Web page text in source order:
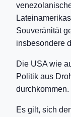
Souveränität
insbesondere
Die USA wie
Politik aus
durchkommen.
Es gilt, sich